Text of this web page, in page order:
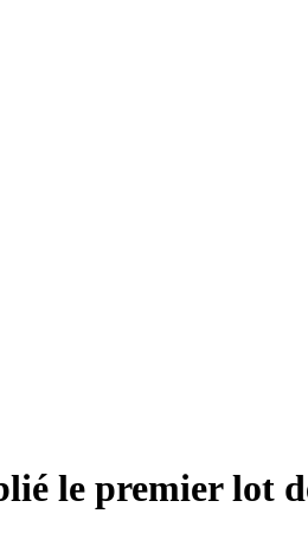
le premier lot